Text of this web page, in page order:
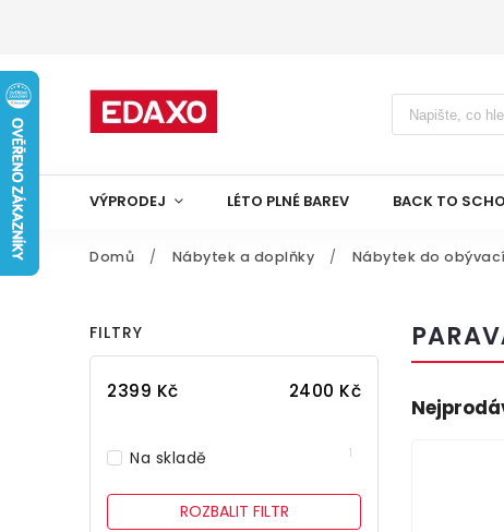
VÝPRODEJ LÉTO PLNÉ BAREV BACK TO
Domů / Nábytek a doplňky / Nábytek do
FILTRY
2399 Kč 2400 Kč
Na skladě 1
ROZBALIT FILTR